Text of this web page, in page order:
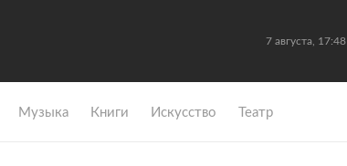
7 августа, 17:48
Музыка Книги Искусство Театр